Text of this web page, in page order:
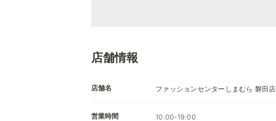
店舗情報
店舗名 ファッションセンターしまむら 磐田店
営業時間 10:00-19:00